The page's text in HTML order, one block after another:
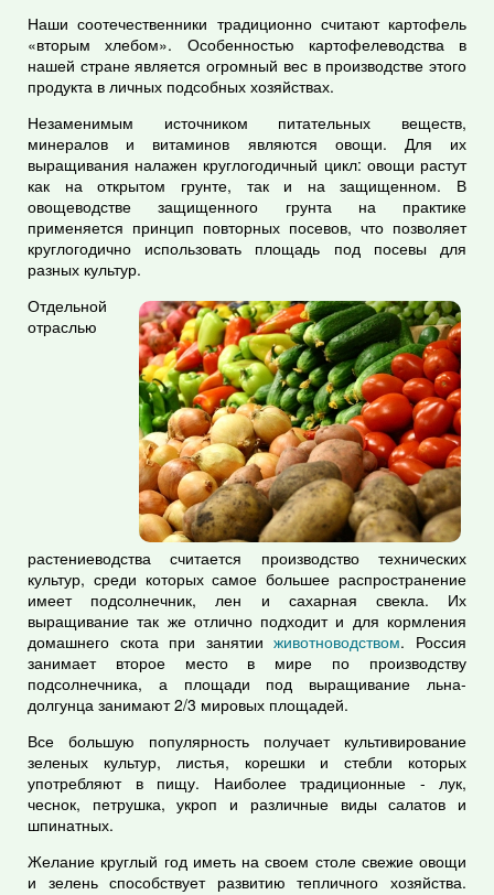
Наши соотечественники традиционно считают картофель
«вторым хлебом». Особенностью картофелеводства в
нашей стране является огромный вес в производстве этого
продукта в личных подсобных хозяйствах.
Незаменимым источником питательных веществ,
минералов и витаминов являются овощи. Для их
выращивания налажен круглогодичный цикл: овощи растут
как на открытом грунте, так и на защищенном. В
овощеводстве защищенного грунта на практике
применяется принцип повторных посевов, что позволяет
круглогодично использовать площадь под посевы для
разных культур.
Отдельной
отраслью
растениеводства считается производство технических
культур, среди которых самое большее распространение
имеет подсолнечник, лен и сахарная свекла. Их
выращивание так же отлично подходит и для кормления
домашнего скота при занятииживотноводством. Россия
занимает второе место в мире по производству
подсолнечника, а площади под выращивание льна-
долгунца занимают 2/3 мировых площадей.
Все большую популярность получает культивирование
зеленых культур, листья, корешки и стебли которых
употребляют в пищу. Наиболее традиционные - лук,
чеснок, петрушка, укроп и различные виды салатов и
шпинатных.
Желание круглый год иметь на своем столе свежие овощи
и зелень способствует развитию тепличного хозяйства.